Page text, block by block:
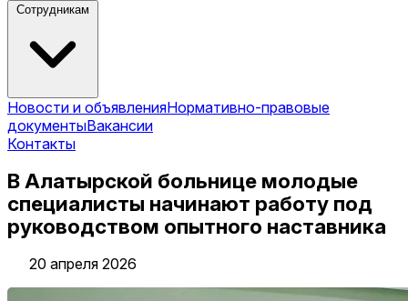
Сотрудникам
Новости и объявленияНормативно-правовые
документыВакансии
Контакты
В Алатырской больнице молодые
специалисты начинают работу под
руководством опытного наставника
20 апреля 2026